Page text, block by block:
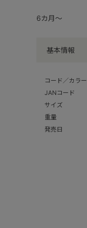
基本情報
コード／カラー
JANコード
サイズ
重量
発売日
6カ月～